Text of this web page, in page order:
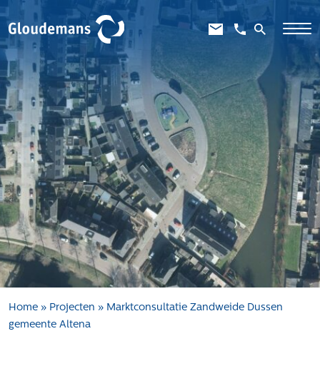
Expertises
Gebiedsontwikkeling
Gebiedseconomie
Grondstrategie en -verwerving
Taxaties overheid
Taxaties zakelijk
Schadevergoedingsrecht
Rentmeesterij
Projecten
Home » Projecten » Marktconsultatie Zandweide Dussen
gemeente Altena